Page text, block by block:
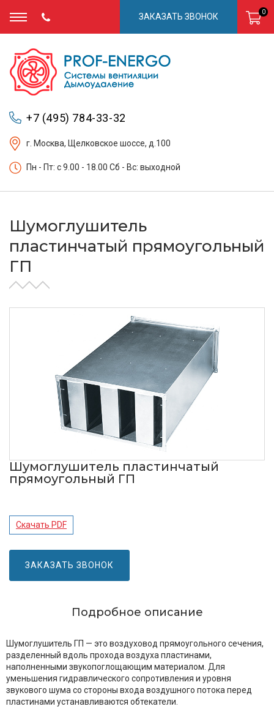
+7 (495) 784-33-32
г. Москва, Щелковское шоссе, д.100
Пн - Пт: c 9.00 - 18.00 Сб - Вс: выходной
ЗАКАЗАТЬ ЗВОНОК 0
Шумоглушитель
пластинчатый прямоугольный
ГП
Шумоглушитель пластинчатый
прямоугольный ГП
Скачать PDF
ЗАКАЗАТЬ ЗВОНОК
Подробное описание
Шумоглушитель ГП — это воздуховод прямоугольного сечения,
разделенный вдоль прохода воздуха пластинами,
наполненными звукопоглощающим материалом. Для
уменьшения гидравлического сопротивления и уровня
звукового шума со стороны входа воздушного потока перед
пластинами устанавливаются обтекатели.